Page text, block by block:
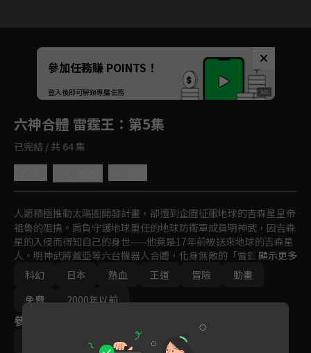
Unmute
如有不便請見諒
參加任務賺 POINTS！
登入後即可解鎖專屬任務
六神合體 雷霆王 ：第5集
已完結 / 共 64 集
人類積極推動太陽圏開發計畫，卻遭到企圖征服地球的吉森星皇帝
祖魯的阻撓。肩負守護地球重任的地球防衛軍成員明神武，因吉森
星的入侵而得知自己的身世——他竟是17年前被送來地球的吉森星
人。明神武將蓋亞等六台機器人合體，化身無敵的「雷霆王」，迎
戰來自吉森星的侵略者。然而，這場戰役卻成為他與親哥哥馬克悲
劇性對決的開端。
顯示更多
科幻
日本 熱血 王道 冒險
動畫
免費
2000年以前
參與演員